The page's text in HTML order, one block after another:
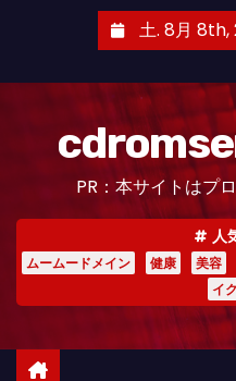
土. 8月 8th,
PR：本サイトはプ
人
ムームードメイン 健康 美容
イ